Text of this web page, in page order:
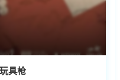
玩具枪